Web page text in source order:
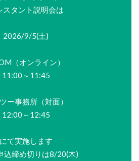
スタント説明会は
2026/9/5(土)
（オンライン）
11:00～11:45
ー事務所（対面）
12:00～12:45
にて実施します
込締め切りは8/20(木)